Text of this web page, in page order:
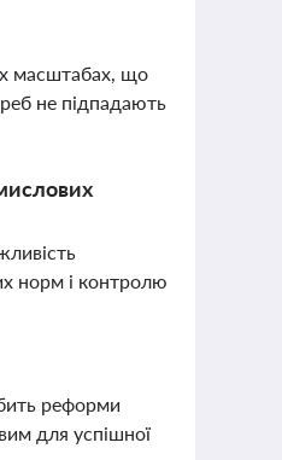
масштабах, що
не підпадають
норм і контролю
реформи
для успішної